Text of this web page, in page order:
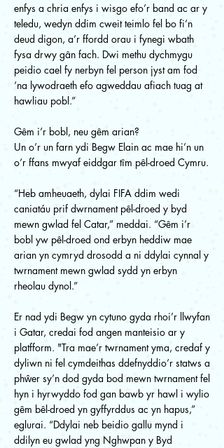
enfys a chria enfys i wisgo efo’r band ac ar y
teledu, wedyn ddim cweit teimlo fel bo fi’n
deud digon, a’r ffordd orau i fynegi wbath
fysa drwy gân fach. Dwi methu dychmygu
peidio cael fy nerbyn fel person jyst am fod
‘na lywodraeth efo agweddau afiach tuag at
hawliau pobl.”
Gêm i’r bobl, neu gêm arian?
Un o’r un farn ydi Begw Elain ac mae hi’n un
o’r ffans mwyaf eiddgar tîm pêl-droed Cymru.
“Heb amheuaeth, dylai FIFA ddim wedi
caniatáu prif dwrnament pêl-droed y byd
mewn gwlad fel Catar,” meddai. “Gêm i’r
bobl yw pêl-droed ond erbyn heddiw mae
arian yn cymryd drosodd a ni ddylai cynnal y
twrnament mewn gwlad sydd yn erbyn
rheolau dynol.”
Er nad ydi Begw yn cytuno gyda rhoi’r llwyfan
i Gatar, credai fod angen manteisio ar y
platfform. "Tra mae’r twrnament yma, credaf y
dyliwn ni fel cymdeithas ddefnyddio’r statws a
phŵer sy’n dod gyda bod mewn twrnament fel
hyn i hyrwyddo fod gan bawb yr hawl i wylio
gêm bêl-droed yn gyffyrddus ac yn hapus,”
eglurai. “Ddylai neb beidio gallu mynd i
ddilyn eu gwlad yng Nghwpan y Byd